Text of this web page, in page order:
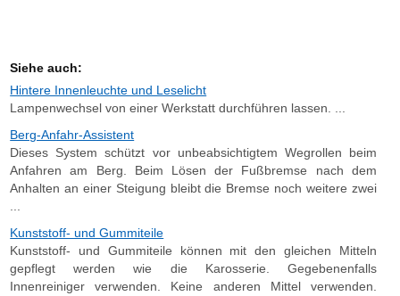
Siehe auch:
Hintere Innenleuchte und Leselicht
Lampenwechsel von einer Werkstatt durchführen lassen. ...
Berg-Anfahr-Assistent
Dieses System schützt vor unbeabsichtigtem Wegrollen beim
Anfahren am Berg. Beim Lösen der Fußbremse nach dem
Anhalten an einer Steigung bleibt die Bremse noch weitere zwei
Kunststoff- und Gummiteile
Kunststoff- und Gummiteile können mit den gleichen Mitteln
gepflegt werden wie die Karosserie. Gegebenenfalls
Innenreiniger verwenden. Keine anderen Mittel verwenden.